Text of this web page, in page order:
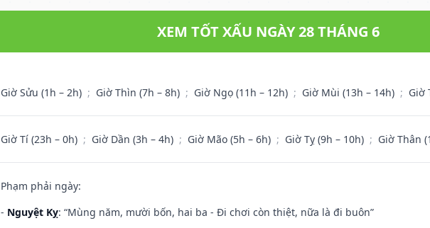
XEM TỐT XẤU NGÀY 28 THÁNG 6
Giờ Sửu (1h – 2h) ; Giờ Thìn (7h – 8h) ; Giờ Ngọ (11h – 12h) ; Giờ Mùi (13h – 14h) ; Giờ
Giờ Tí (23h – 0h) ; Giờ Dần (3h – 4h) ; Giờ Mão (5h – 6h) ; Giờ Tỵ (9h – 10h) ; Giờ Thân
Phạm phải ngày:
- Nguyệt Kỵ: “Mùng năm, mười bốn, hai ba - Đi chơi còn thiệt, nữa là đi buôn”